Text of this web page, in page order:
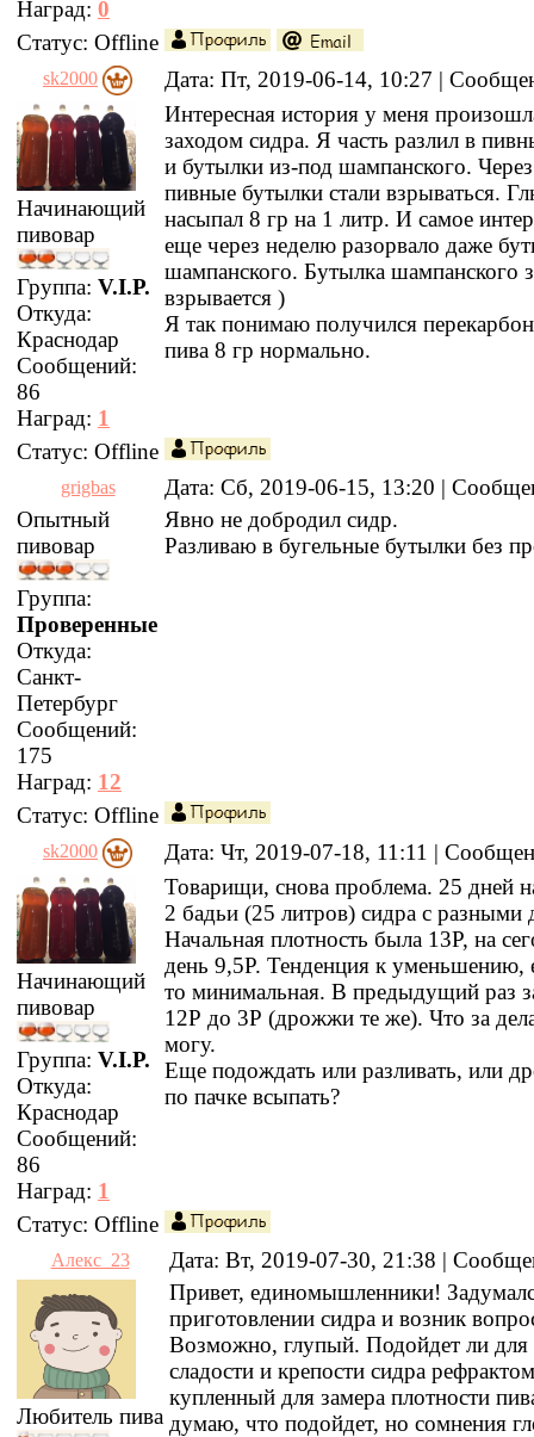
Наград: 0
Статус: Offline
sk2000 Дата: Пт, 2019-06-14, 10:27 |
Начинающий
пивовар
Группа: V.I.P.
Откуда:
Краснодар
Сообщений:
86
Наград: 1
Интересная история у меня
заходом сидра. Я часть разлил в
и бутылки из-под шампанского.
пивные бутылки стали взрываться.
насыпал 8 гр на 1 литр. И самое
еще через неделю разорвало даже
шампанского. Бутылка шампанского
взрывается )
Я так понимаю получился
пива 8 гр нормально.
Статус: Offline
grigbas
Дата: Сб, 2019-06-15, 13:20 |
Опытный
пивовар
Группа:
Проверенные
Откуда:
Санкт-
Петербург
Сообщений:
175
Наград: 12
Явно не добродил сидр.
Разливаю в бугельные бутылки без
Статус: Offline
sk2000 Дата: Чт, 2019-07-18, 11:11 |
Начинающий
пивовар
Группа: V.I.P.
Откуда:
Краснодар
Сообщений:
86
Наград: 1
Товарищи, снова проблема. 25 дней
2 бадьи (25 литров) сидра с
Начальная плотность была 13Р, на
день 9,5Р. Тенденция к уменьшению,
то минимальная. В предыдущий раз
12Р до 3Р (дрожжи те же). Что за
могу.
Еще подождать или разливать, или
по пачке всыпать?
Статус: Offline
Алекс_23 Дата: Вт, 2019-07-30, 21:38 |
Любитель пива
Привет, единомышленники!
приготовлении сидра и возник
Возможно, глупый. Подойдет ли для
сладости и крепости сидра
купленный для замера плотности
думаю, что подойдет, но сомнения